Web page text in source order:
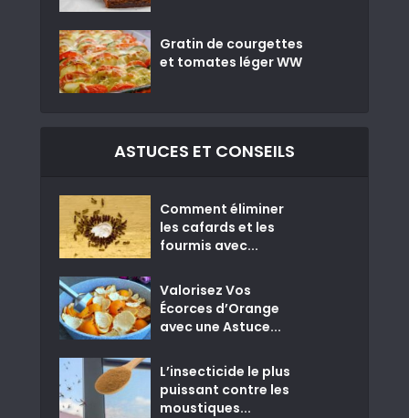
Gratin de courgettes
et tomates léger WW
ASTUCES ET CONSEILS
Comment éliminer
les cafards et les
fourmis avec...
Valorisez Vos
Écorces d’Orange
avec une Astuce...
L’insecticide le plus
puissant contre les
moustiques...